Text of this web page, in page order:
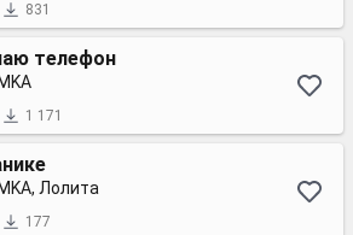
831
телефон
1 171
Лолита
177